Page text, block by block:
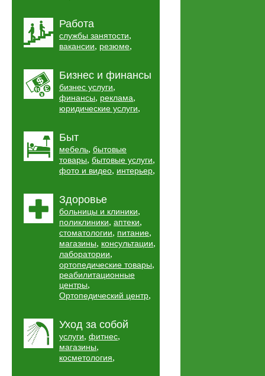
Работа
службы занятости,
вакансии, резюме,
Бизнес и финансы
бизнес услуги,
финансы, реклама,
юридические услуги,
Быт
мебель, бытовые
товары, бытовые услуги,
фото и видео, интерьер,
Здоровье
больницы и клиники,
поликлиники, аптеки,
стоматологии, питание,
магазины, консультации,
лаборатории,
ортопедические товары,
реабилитационные
центры,
Ортопедический центр,
Уход за собой
услуги, фитнес,
магазины,
косметология,